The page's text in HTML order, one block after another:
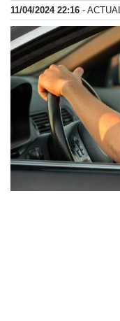
11/04/2024 22:16 -